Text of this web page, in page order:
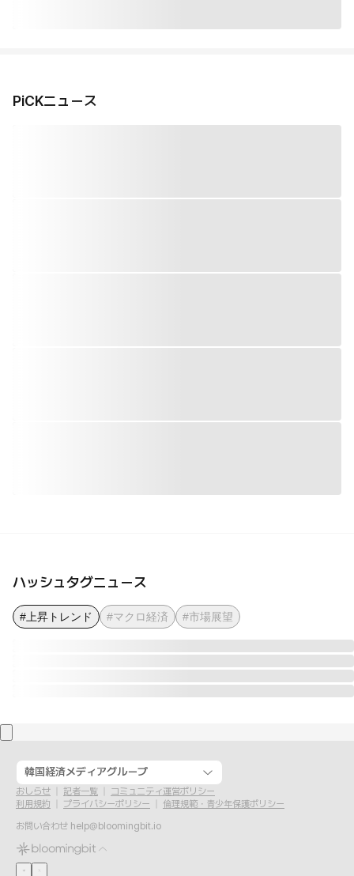
PiCKニュース
ハッシュタグニュース
#上昇トレンド #マクロ経済 #市場展望
韓国経済メディアグループ
おしらせ 記者一覧
コミュニティ運営ポリシー
利用規約
プライバシーポリシー
倫理規範・青少年保護ポリシー
お問い合わせ help@bloomingbit.io